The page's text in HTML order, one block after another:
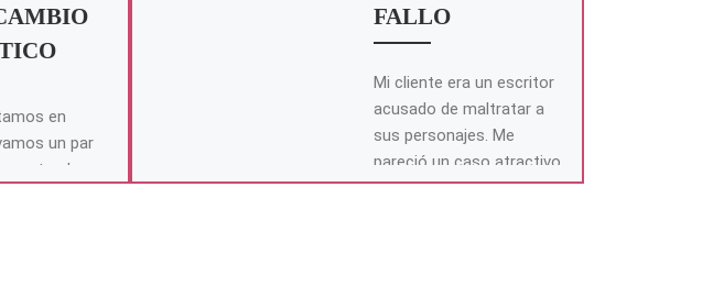
en
un par
un
FALLO
Mi cliente era un escritor
acusado de maltratar a
sus personajes. Me
pareció un caso atractivo
por su excentricidad en el